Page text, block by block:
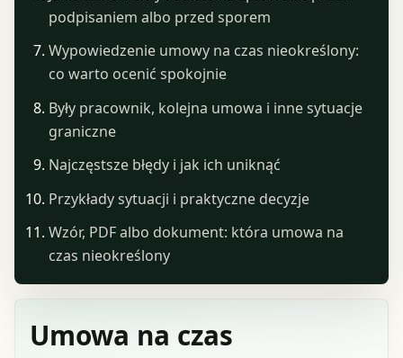
Umowa na czas
podpisaniem albo przed sporem
Wypowiedzenie umowy na czas nieokreślony:
co warto ocenić spokojnie
Były pracownik, kolejna umowa i inne sytuacje
graniczne
Najczęstsze błędy i jak ich uniknąć
Przykłady sytuacji i praktyczne decyzje
Wzór, PDF albo dokument: która umowa na
czas nieokreślony